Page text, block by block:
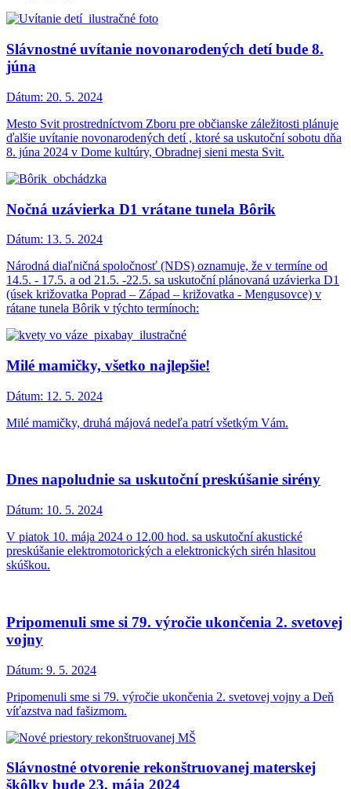
Slávnostné uvítanie novonarodených detí bude 8.
júna
Dátum: 20. 5. 2024
Mesto Svit prostredníctvom Zboru pre občianske záležitosti plánuje
ďalšie uvítanie novonarodených detí , ktoré sa uskutoční sobotu dňa
8. júna 2024 v Dome kultúry, Obradnej sieni mesta Svit.
Nočná uzávierka D1 vrátane tunela Bôrik
Dátum: 13. 5. 2024
Národná diaľničná spoločnosť (NDS) oznamuje, že v termíne od
14.5. - 17.5. a od 21.5. -22.5. sa uskutoční plánovaná uzávierka D1
(úsek križovatka Poprad – Západ – križovatka - Mengusovce) v
rátane tunela Bôrik v týchto termínoch:
Milé mamičky, všetko najlepšie!
Dátum: 12. 5. 2024
Milé mamičky, druhá májová nedeľa patrí všetkým Vám.
Dnes napoludnie sa uskutoční preskúšanie sirény
Dátum: 10. 5. 2024
V piatok 10. mája 2024 o 12.00 hod. sa uskutoční akustické
preskúšanie elektromotorických a elektronických sirén hlasitou
skúškou.
Pripomenuli sme si 79. výročie ukončenia 2. svetovej
vojny
Dátum: 9. 5. 2024
Pripomenuli sme si 79. výročie ukončenia 2. svetovej vojny a Deň
víťazstva nad fašizmom.
Slávnostné otvorenie rekonštruovanej materskej
škôlky bude 23. mája 2024